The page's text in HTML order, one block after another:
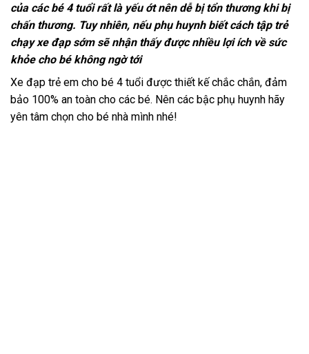
của các bé 4 tuổi rất là yếu ớt nên dễ bị tổn thương khi bị
chấn thương. Tuy nhiên, nếu phụ huynh biết cách tập trẻ
chạy xe đạp sớm sẽ nhận thấy được nhiều lợi ích về sức
khỏe cho bé không ngờ tới
Xe đạp trẻ em cho bé 4 tuổi được thiết kế chắc chắn, đảm
bảo 100% an toàn cho các bé. Nên các bậc phụ huynh hãy
yên tâm chọn cho bé nhà mình nhé!